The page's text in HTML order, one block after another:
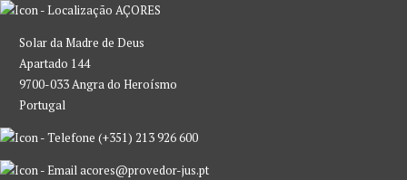
AÇORES
Solar da Madre de Deus
Apartado 144
9700-033 Angra do Heroísmo
Portugal
(+351) 213 926 600
acores@provedor-jus.pt